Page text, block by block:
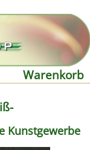
Warenkorb
Kunstgewerbe